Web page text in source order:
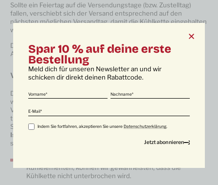
Sollte ein Feiertag auf die Versendungstage (bzw. Zustelltag)
fallen, verschiebt sich der Versand entsprechend auf den
nächsten möglichen Versandtag, damit die Kühlkette eingehalten
werden kann.
Durch die Feiertage in Österreich verschieben sich die
Auslieferungstermine auch in Deutschland!
VERSAND – Wie versenden wir unsere Produkte?
Der optimale Versand unserer qualitativen Produkte ist unser
wichtigstes Ziel. Unser Wagyufleisch wird in hochwertigen
Vakuumbeutel mit Vakuumsticks von
tiefgekühlt. Das tiefgekühlte Fleisch wird dann händisch mit
Sorgfalt in unserennachhaltigen regional erzeugten Altpapier-
Isolier-Verpackungen
sorgen zusätzlich für die optimale Kühlung der Produkte.
Kühlelementen, können wir gewährleisten, dass die
Kühlkette nicht unterbrochen wird.
Spar 10 % auf deine erste
Bestellung
Meld dich für unseren Newsletter an und wir
schicken dir direkt deinen Rabattcode.
Vorname Nachname
E-Mail
Indem Sie fortfahren, akzeptieren Sie unsere Datenschutzerklärung.